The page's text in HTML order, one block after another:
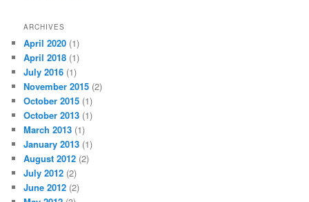
ARCHIVES
April 2020 (1)
April 2018 (1)
July 2016 (1)
November 2015 (2)
October 2015 (1)
October 2013 (1)
March 2013 (1)
January 2013 (1)
August 2012 (2)
July 2012 (2)
June 2012 (2)